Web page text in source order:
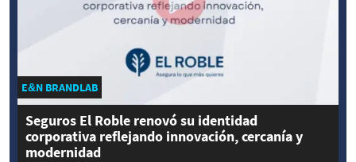
E&N BRANDLAB
Seguros El Roble renovó su identidad
corporativa reflejando innovación, cercanía y
modernidad